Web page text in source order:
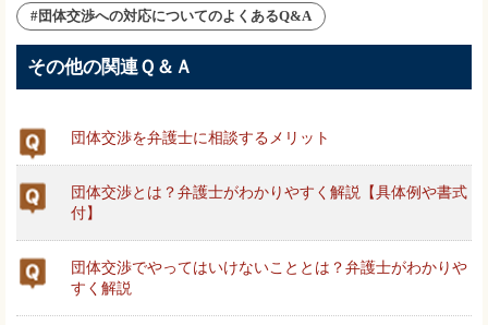
#団体交渉への対応についてのよくあるQ&A
その他の関連Ｑ＆Ａ
団体交渉を弁護士に相談するメリット
団体交渉とは？弁護士がわかりやすく解説【具体例や書式
付】
団体交渉でやってはいけないこととは？弁護士がわかりや
すく解説